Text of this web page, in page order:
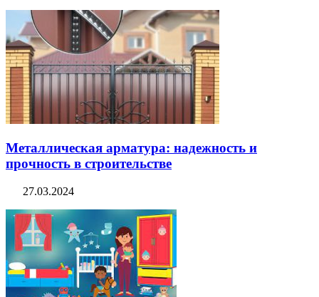
Металлическая арматура: надежность и
прочность в строительстве
27.03.2024